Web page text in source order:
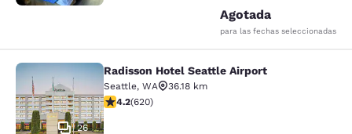
Agotada
para las fechas seleccionadas
Radisson Hotel Seattle Airport
26
Radisson Hotel Seattle Airport
Seattle, WA
36.18 km
Calificación de 4.17 estrellas. Muy bueno. 620 reseñas
4.2(620)